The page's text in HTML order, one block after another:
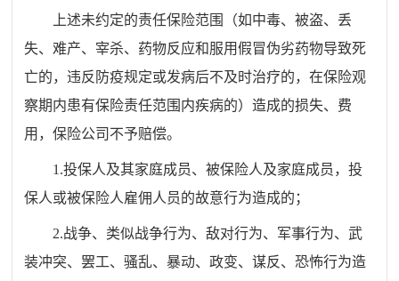
上述未约定的责任保险范围（如中毒、被盗、丢
失、难产、宰杀、药物反应和服用假冒伪劣药物导致死
亡的，违反防疫规定或发病后不及时治疗的，在保险观
察期内患有保险责任范围内疾病的）造成的损失、费
用，保险公司不予赔偿。
1.投保人及其家庭成员、被保险人及家庭成员，投
保人或被保险人雇佣人员的故意行为造成的；
2.战争、类似战争行为、敌对行为、军事行为、武
装冲突、罢工、骚乱、暴动、政变、谋反、恐怖行为造